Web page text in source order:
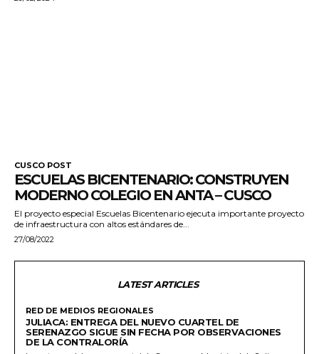
CUSCO POST
ESCUELAS BICENTENARIO: CONSTRUYEN
MODERNO COLEGIO EN ANTA – CUSCO
El proyecto especial Escuelas Bicentenario ejecuta importante proyecto
de infraestructura con altos estándares de...
27/08/2022
LATEST ARTICLES
RED DE MEDIOS REGIONALES
JULIACA: ENTREGA DEL NUEVO CUARTEL DE
SERENAZGO SIGUE SIN FECHA POR OBSERVACIONES
DE LA CONTRALORÍA